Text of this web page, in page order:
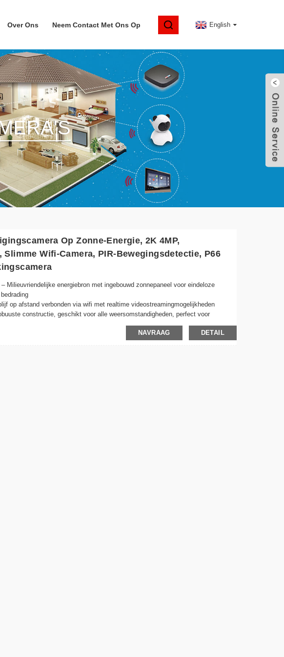
Over Ons Neem Contact Met Ons Op English
Op Zonne-Energie, 2K 4MP,
Wifi-Camera, PIR-Bewegingsdetectie, P66
Milieuvriendelijke energiebron met ingebouwd zonnepaneel voor eindeloze
op afstand verbonden via wifi met realtime videostreamingmogelijkheden
constructie, geschikt voor alle weersomstandigheden, perfect voor
LED-verlichting zorgt voor heldere beelden, zelfs bij weinig licht
NAVRAAG DETAIL